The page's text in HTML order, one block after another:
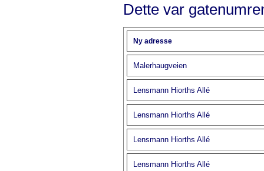
Dette var
Ny adresse
Malerhaugveien
Lensmann Hiorths Allé
Lensmann Hiorths Allé
Lensmann Hiorths Allé
Lensmann Hiorths Allé